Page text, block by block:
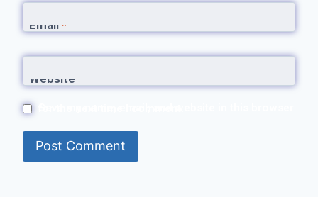
Email *
Website